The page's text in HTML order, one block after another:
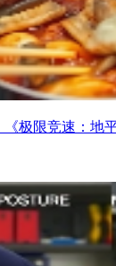
极限竞速：地